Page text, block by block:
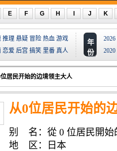
E F G H J K
推理 悬疑 冒险 热血 游戏
恋爱 后宫 搞笑 里番 真人
年
份
2026
2020
居民开始的边境领主大人
从0位居民开始的
别 名：從 0 位居民開始
Begins with Zero Subjec
地 区：日本